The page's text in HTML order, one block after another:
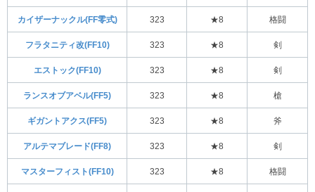
カイザーナックル(FF零式) 323 ★8 格闘
フラタニティ改(FF10) 323 ★8 剣
エストック(FF10) 323 ★8 剣
ランスオブアベル(FF5) 323 ★8 槍
ギガントアクス(FF5) 323 ★8 斧
アルテマブレード(FF8) 323 ★8 剣
マスターフィスト(FF10) 323 ★8 格闘